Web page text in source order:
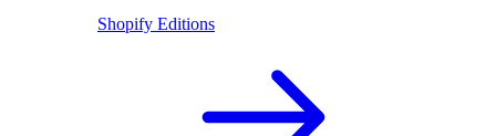
Shopify Editions